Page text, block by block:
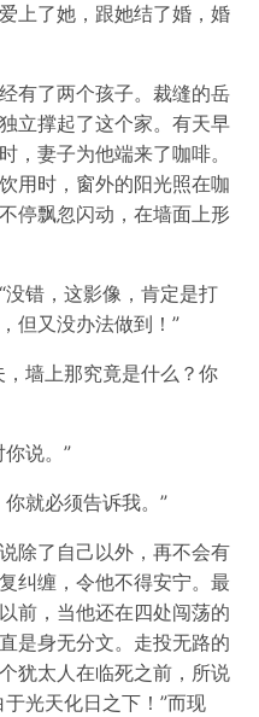
上了她，跟她结了婚，婚
有了两个孩子。裁缝的岳
立撑起了这个家。有天早
，妻子为他端来了咖啡。
用时，窗外的阳光照在咖
停飘忽闪动，在墙面上形
错，这影像，肯定是打
但又没办法做到！”
墙上那究竟是什么？你
说。”
就必须告诉我。”
除了自己以外，再不会有
纠缠，令他不得安宁。最
前，当他还在四处闯荡的
是身无分文。走投无路的
犹太人在临死之前，所说
光天化日之下！”而现